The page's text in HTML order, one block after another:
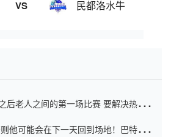
VS 民都洛水牛
后老人之间的第一场比赛 要解决热情的
他可能会在下一天回到场地！巴特勒迈